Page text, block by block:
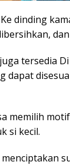
dinding
tersedia
dapat
memilih
si kecil.